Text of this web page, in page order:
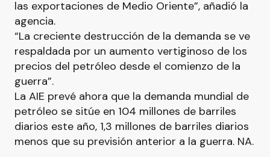
las exportaciones de Medio Oriente”, añadió la
agencia.
“La creciente destrucción de la demanda se ve
respaldada por un aumento vertiginoso de los
precios del petróleo desde el comienzo de la
guerra”.
La AIE prevé ahora que la demanda mundial de
petróleo se sitúe en 104 millones de barriles
diarios este año, 1,3 millones de barriles diarios
menos que su previsión anterior a la guerra. NA.